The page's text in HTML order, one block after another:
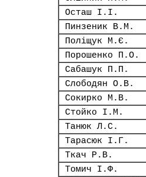
Осташ І.І.
Пинзеник В.М.
Поліщук М.Є.
Порошенко П.О.
Сабашук П.П.
Слободян О.В.
Сокирко М.В.
Стойко І.М.
Танюк Л.С.
Тарасюк І.Г.
Ткач Р.В.
Томич І.Ф.